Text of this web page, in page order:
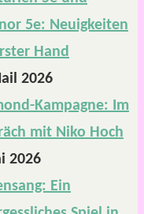
5e: Neuigkeiten
Hand
2026
Kampagne: Im
mit Niko Hoch
2026
Ein